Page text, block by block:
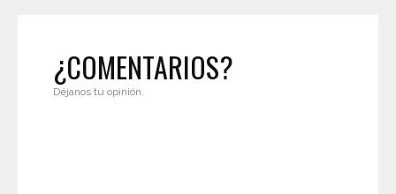
¿COMENTARIOS?
Déjanos tu opinión.